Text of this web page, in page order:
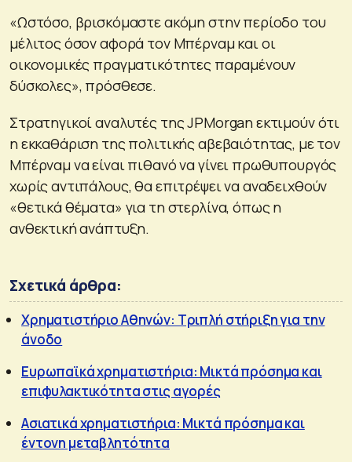
«Ωστόσο, βρισκόμαστε ακόμη στην περίοδο του
μέλιτος όσον αφορά τον Μπέρναμ και οι
οικονομικές πραγματικότητες παραμένουν
δύσκολες», πρόσθεσε.
Στρατηγικοί αναλυτές της JPMorgan εκτιμούν ότι
η εκκαθάριση της πολιτικής αβεβαιότητας, με τον
Μπέρναμ να είναι πιθανό να γίνει πρωθυπουργός
χωρίς αντιπάλους, θα επιτρέψει να αναδειχθούν
«θετικά θέματα» για τη στερλίνα, όπως η
ανθεκτική ανάπτυξη.
Σχετικά άρθρα:
Χρηματιστήριο Αθηνών: Τριπλή στήριξη για την
άνοδο
Ευρωπαϊκά χρηματιστήρια: Μικτά πρόσημα και
επιφυλακτικότητα στις αγορές
Ασιατικά χρηματιστήρια: Μικτά πρόσημα και
έντονη μεταβλητότητα